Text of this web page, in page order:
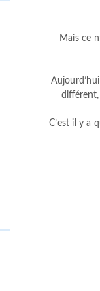
Mais ce
différent,
C’est il y a